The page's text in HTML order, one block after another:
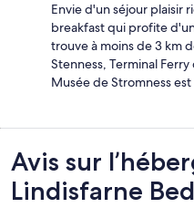
Envie d'un séjour plaisir
breakfast qui profite
trouve à moins de 3 km
Stenness, Terminal
Musée de Stromness
Avis
Avis sur
Lindisfarne